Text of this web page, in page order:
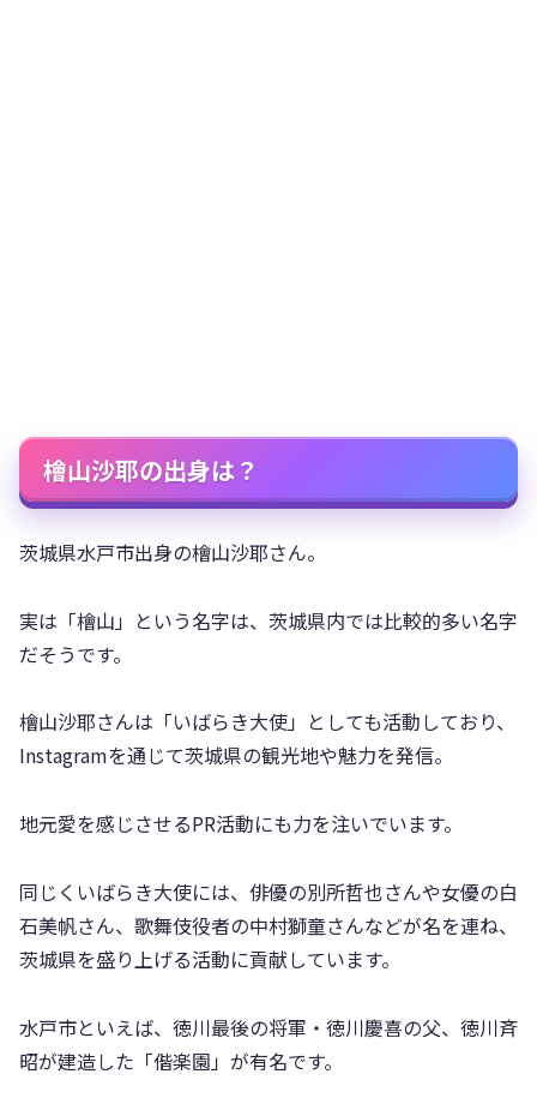
檜山沙耶の出身は？
茨城県水戸市出身の檜山沙耶さん。
実は「檜山」という名字は、茨城県内では比較的多い名字
だそうです。
檜山沙耶さんは「いばらき大使」としても活動しており、
Instagramを通じて茨城県の観光地や魅力を発信。
地元愛を感じさせるPR活動にも力を注いでいます。
同じくいばらき大使には、俳優の別所哲也さんや女優の白
石美帆さん、歌舞伎役者の中村獅童さんなどが名を連ね、
茨城県を盛り上げる活動に貢献しています。
水戸市といえば、徳川最後の将軍・徳川慶喜の父、徳川斉
昭が建造した「偕楽園」が有名です。